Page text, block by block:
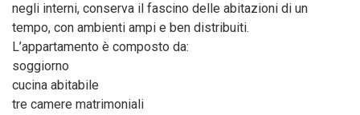
negli interni, conserva il fascino delle abitazioni di un
tempo, con ambienti ampi e ben distribuiti.
L’appartamento è composto da:
soggiorno
cucina abitabile
tre camere matrimoniali